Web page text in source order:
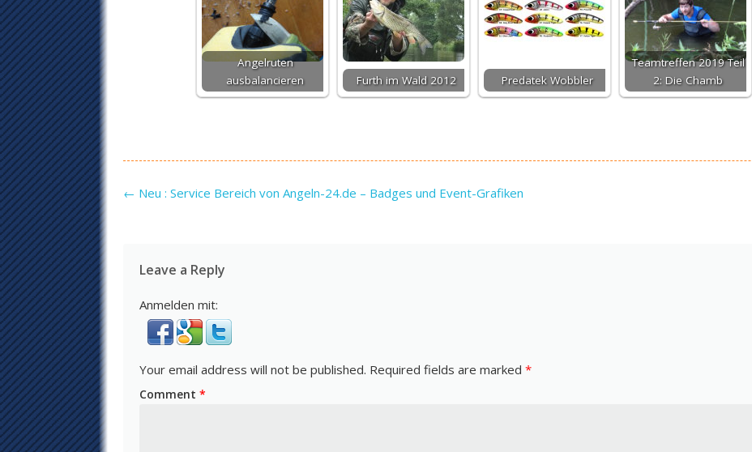
Angelruten
ausbalancieren
Furth im Wald 2012 Predatek Wobbler
Teamtreffen 2019 Teil
2: Die Chamb
Post navigation
← Neu : Service Bereich von Angeln-24.de – Badges und Event-Grafiken
Leave a Reply
Anmelden mit:
Your email address will not be published. Required fields are marked *
Comment *